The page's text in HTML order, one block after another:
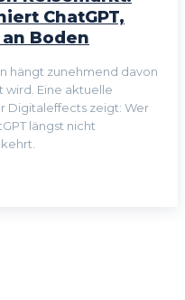
ChatGPT,
Boden
hängt zunehmend davon
wird. Eine aktuelle
Digitaleffects zeigt: Wer
längst nicht